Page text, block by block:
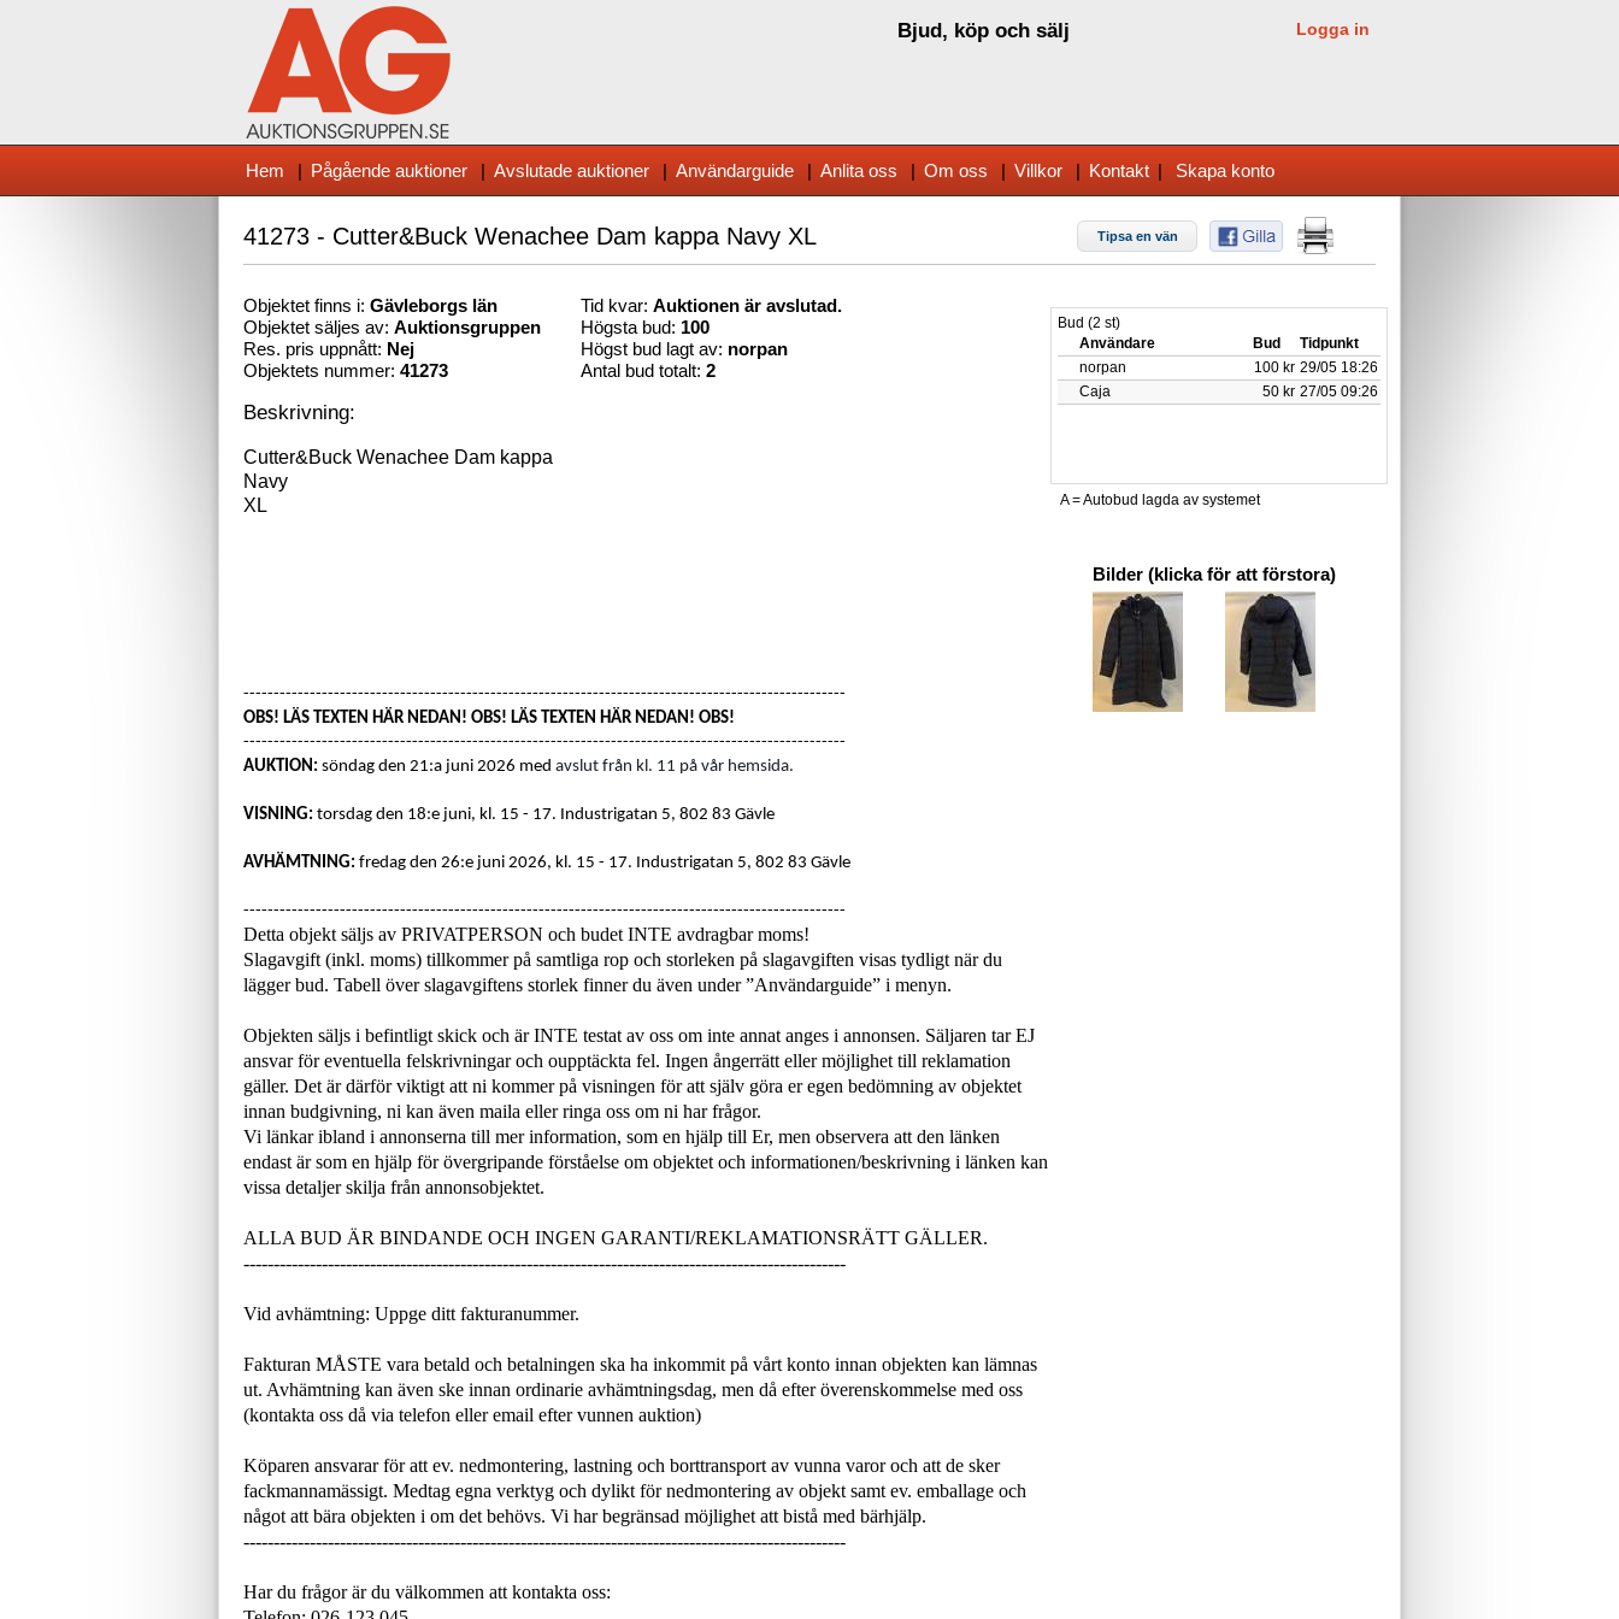
Bjud, köp och sälj Logga in
Hem | Pågående auktioner | Avslutade auktioner | Användarguide | Anlita oss | Om oss | Villkor | Kontakt | Skapa konto
Tipsa en vän
41273 - Cutter&Buck Wenachee Dam kappa Navy XL
Objektet finns i: Gävleborgs län
Objektet säljes av: Auktionsgruppen
Res. pris uppnått: Nej
Objektets nummer: 41273
Tid kvar: Auktionen är avslutad.
Högsta bud: 100
Högst bud lagt av: norpan
Antal bud totalt: 2
Beskrivning:
Cutter&Buck Wenachee Dam kappa
Navy
XL
----------------------------------------------------------------------------------------------------
OBS! LÄS TEXTEN HÄR NEDAN! OBS! LÄS TEXTEN HÄR NEDAN! OBS!
----------------------------------------------------------------------------------------------------
AUKTION: söndag den 21:a juni 2026 med avslut från kl. 11 på vår hemsida.
VISNING: torsdag den 18:e juni, kl. 15 - 17. Industrigatan 5, 802 83 Gävle
AVHÄMTNING: fredag den 26:e juni 2026, kl. 15 - 17. Industrigatan 5, 802 83 Gävle
----------------------------------------------------------------------------------------------------
Detta objekt säljs av PRIVATPERSON och budet INTE avdragbar moms!
Slagavgift (inkl. moms) tillkommer på samtliga rop och storleken på slagavgiften visas tydligt när du
lägger bud. Tabell över slagavgiftens storlek finner du även under ”Användarguide” i menyn.
Objekten säljs i befintligt skick och är INTE testat av oss om inte annat anges i annonsen. Säljaren tar EJ
ansvar för eventuella felskrivningar och oupptäckta fel. Ingen ångerrätt eller möjlighet till reklamation
gäller. Det är därför viktigt att ni kommer på visningen för att själv göra er egen bedömning av objektet
innan budgivning, ni kan även maila eller ringa oss om ni har frågor.
Vi länkar ibland i annonserna till mer information, som en hjälp till Er, men observera att den länken
endast är som en hjälp för övergripande förståelse om objektet och informationen/beskrivning i länken kan
vissa detaljer skilja från annonsobjektet.
ALLA BUD ÄR BINDANDE OCH INGEN GARANTI/REKLAMATIONSRÄTT GÄLLER.
----------------------------------------------------------------------------------------------------
Vid avhämtning: Uppge ditt fakturanummer.
Fakturan MÅSTE vara betald och betalningen ska ha inkommit på vårt konto innan objekten kan lämnas
ut. Avhämtning kan även ske innan ordinarie avhämtningsdag, men då efter överenskommelse med oss
(kontakta oss då via telefon eller email efter vunnen auktion)
Köparen ansvarar för att ev. nedmontering, lastning och borttransport av vunna varor och att de sker
fackmannamässigt. Medtag egna verktyg och dylikt för nedmontering av objekt samt ev. emballage och
något att bära objekten i om det behövs. Vi har begränsad möjlighet att bistå med bärhjälp.
----------------------------------------------------------------------------------------------------
Har du frågor är du välkommen att kontakta oss:
Bilder (klicka för att förstora)